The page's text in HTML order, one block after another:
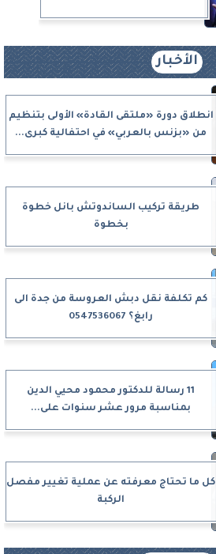
الأخبار
انطلاق دورة «ملتقى القادة» الأولى بتنظيم
من «بزنس بالعربي» في احتفالية كبرى...
طريقة تركيب الساندوتش بانل خطوة
بخطوة
كم تكلفة نقل دبش العروسة من جدة الى
رابغ؟ 0547536067
11 رسالة للدكتور محمود محيي الدين
بمناسبة مرور عشر سنوات على...
كل ما تحتاج معرفته عن عملية تغيير مفصل
الركبة